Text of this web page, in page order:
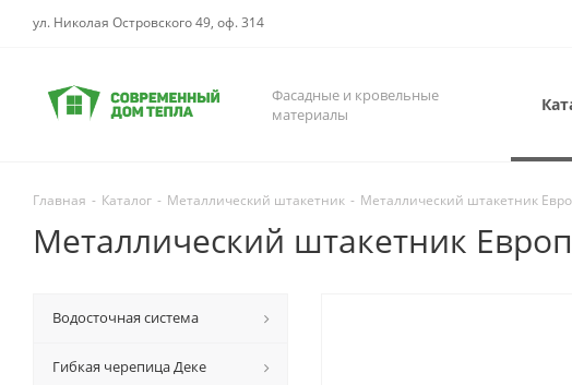
ул. Николая Островского 49, оф. 314
Фасадные и кровельные
материалы
Главная - Каталог - Металлический штакетник - Металлический штакетник
Металлический штакетник
Водосточная система
Гибкая черепица Деке